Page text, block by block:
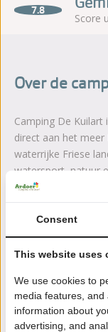
7.8
Score
Over de
Camping De
direct aan het meer
waterrijke Friese
watersport, natuur
Na het boeken
kosteloos te
Consent
This website uses
We use cookies to
media features,
information about
advertising, and